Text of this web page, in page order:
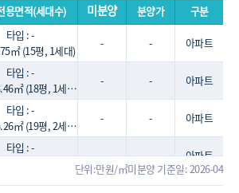
용면적(세대수) 미분양 분양가
구분
타입 : -
㎡ (15평, 1세대)
- -
아파트
타입 : -
㎡ (18평, 1세대)
- -
아파트
타입 : -
㎡ (19평, 2세대)
- -
아파트
타입 : -
- -
아파트
타입 : -
단위:만원/㎡미분양 기준일: 2026-04